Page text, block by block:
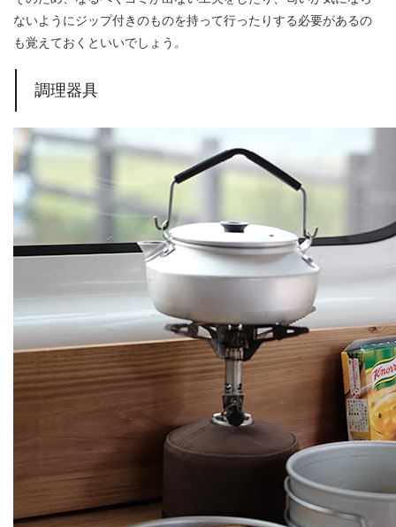
ないようにジップ付きのものを持って行ったりする必要があるの
も覚えておくといいでしょう。
調理器具